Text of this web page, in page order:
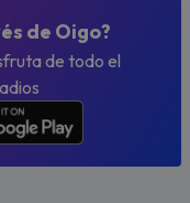
de Oigo?
de todo el